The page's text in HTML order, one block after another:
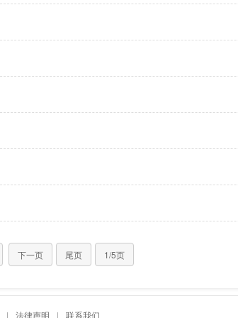
下一页 尾页 1/5页
| 法律声明 | 联系我们